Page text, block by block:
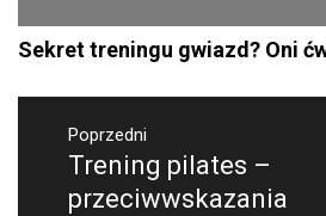
Sekret treningu gwiazd? Oni
Nawigacja
wpisuPoprzedni
Poprzedni
wpis:
Trening pilates –
przeciwwskazania